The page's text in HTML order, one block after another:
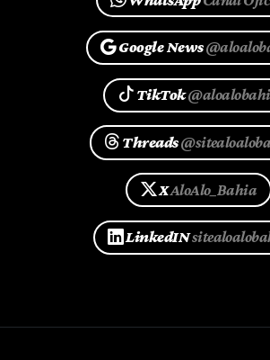
Google News
TikTok
Threads
XAloAlo_Bahia
LinkedIN